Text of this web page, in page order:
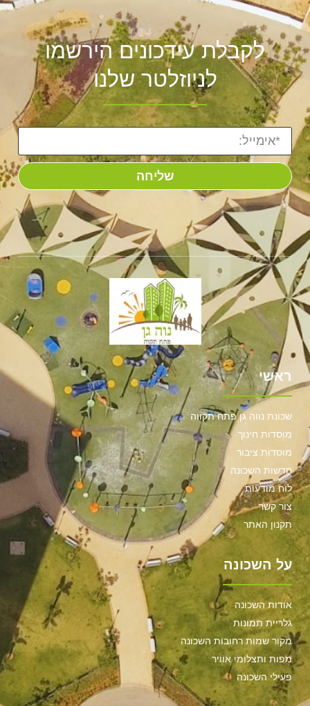
לקבלת עידכונים הירשמו
לניוזלטר שלנו
שליחה
ראשי
שכונת נווה גן פתח תקווה
מוסדות חינוך
מוסדות ציבור
חדשות השכונה
לוח מודעות
צור קשר
תקנון האתר
על השכונה
אודות השכונה
גלריית תמונות
מקור שמות רחובות השכונה
מפות ותצלומי אוויר
פעילי השכונה